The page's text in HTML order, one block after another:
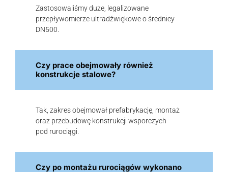
Zastosowaliśmy duże, legalizowane
przepływomierze ultradźwiękowe o średnicy
DN500.
Czy prace obejmowały również
konstrukcje stalowe?
Tak, zakres obejmował prefabrykację, montaż
oraz przebudowę konstrukcji wsporczych
pod rurociągi.
Czy po montażu rurociągów wykonano